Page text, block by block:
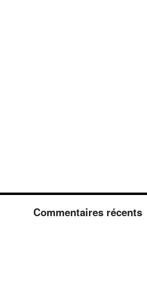
Commentaires récents